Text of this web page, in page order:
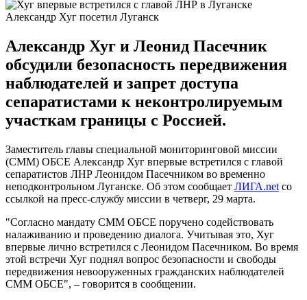
Александр Хуг посетил Луганск
Александр Хуг и Леонид Пасечник
обсудили безопасность передвижения
наблюдателей и запрет доступа
сепаратистами к неконтролируемым
участкам границы с Россией.
Заместитель главы специальной мониторинговой миссии
(СММ) ОБСЕ Александр Хуг впервые встретился с главой
сепаратистов ЛНР Леонидом Пасечником во временно
неподконтрольном Луганске. Об этом сообщает ЛИГА.net со
ссылкой на пресс-службу миссии в четверг, 29 марта.
"Согласно мандату СММ ОБСЕ поручено содействовать
налаживанию и проведению диалога. Учитывая это, Хуг
впервые лично встретился с Леонидом Пасечником. Во время
этой встречи Хуг поднял вопрос безопасности и свободы
передвижения невооруженных гражданских наблюдателей
СММ ОБСЕ", – говорится в сообщении.